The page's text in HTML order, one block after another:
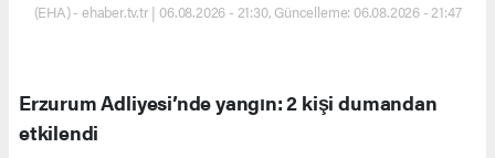
(EHA) - ehaber.tv.tr | 06.08.2026 - 21:30, Güncelleme: 06.08.2026 - 21:47
Erzurum Adliyesi’nde yangın: 2 kişi dumandan
etkilendi